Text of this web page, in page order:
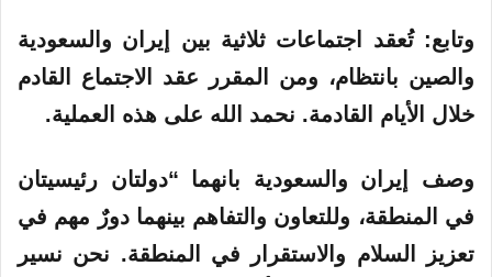
وتابع: تُعقد اجتماعات ثلاثية بين إيران والسعودية
والصين بانتظام، ومن المقرر عقد الاجتماع القادم
خلال الأيام القادمة. نحمد الله على هذه العملية.
وصف إيران والسعودية بانهما “دولتان رئيسيتان
في المنطقة، وللتعاون والتفاهم بينهما دورٌ مهم في
تعزيز السلام والاستقرار في المنطقة. نحن نسير